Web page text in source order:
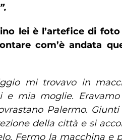
lei è l’artefice di
com’è andata
mi trovavo in
e mia moglie.
Palermo.
della città e si
Fermo la macchina e